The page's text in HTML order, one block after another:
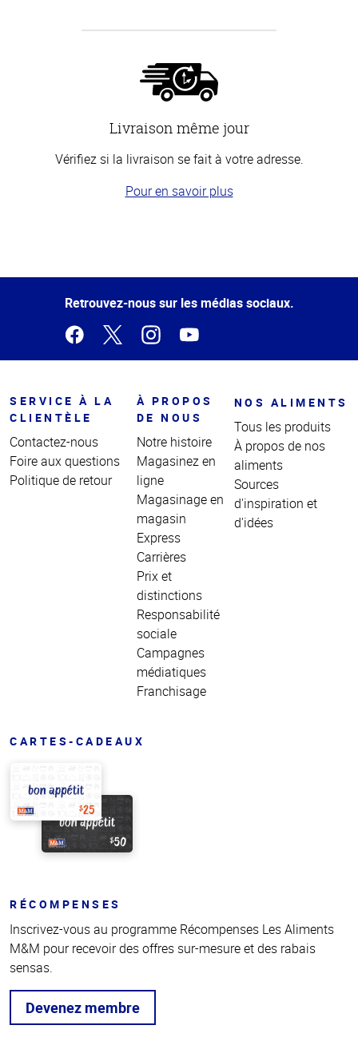
Livraison même jour
Vérifiez si la livraison se fait à votre adresse.
Pour en savoir plus
de la
Retrouvez-nous sur les médias sociaux.
SERVICE À LA
CLIENTÈLE
Contactez-nous
Foire aux questions
Politique de retour
À PROPOS
DE NOUS
Notre histoire
Magasinez en
ligne
Magasinage en
magasin
Express
Carrières
Prix et
distinctions
Responsabilité
sociale
Campagnes
médiatiques
Franchisage
NOS ALIMENTS
Tous les produits
À propos de nos
aliments
Sources
d'inspiration et
d'idées
CARTES-CADEAUX
RÉCOMPENSES
Inscrivez-vous au programme Récompenses Les Aliments
M&M pour recevoir des offres sur-mesure et des rabais
sensas.
Devenez membre